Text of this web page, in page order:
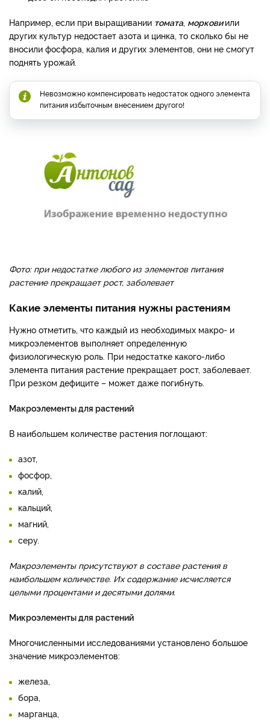
Например, если при выращивании томата, морковиили
других культур недостает азота и цинка, то сколько бы не
вносили фосфора, калия и других элементов, они не смогут
поднять урожай.
Невозможно компенсировать недостаток одного элемента
питания избыточным внесением другого!
Фото: при недостатке любого из элементов питания
растение прекращает рост, заболевает
Какие элементы питания нужны растениям
Нужно отметить, что каждый из необходимых макро- и
микроэлементов выполняет определенную
физиологическую роль. При недостатке какого-либо
элемента питания растение прекращает рост, заболевает.
При резком дефиците – может даже погибнуть.
Макроэлементы для растений
В наибольшем количестве растения поглощают:
азот,
фосфор,
калий,
кальций,
магний,
серу.
Макроэлементы присутствуют в составе растения в
наибольшем количестве. Их содержание исчисляется
целыми процентами и десятыми долями.
Микроэлементы для растений
Многочисленными исследованиями установлено большое
значение микроэлементов:
железа,
бора,
марганца,